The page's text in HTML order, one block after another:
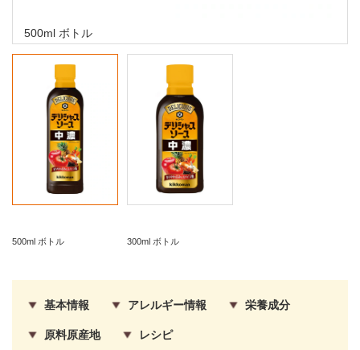
500ml ボトル
500ml ボトル 300ml ボトル
基本情報 アレルギー情報 栄養成分
原料原産地 レシピ